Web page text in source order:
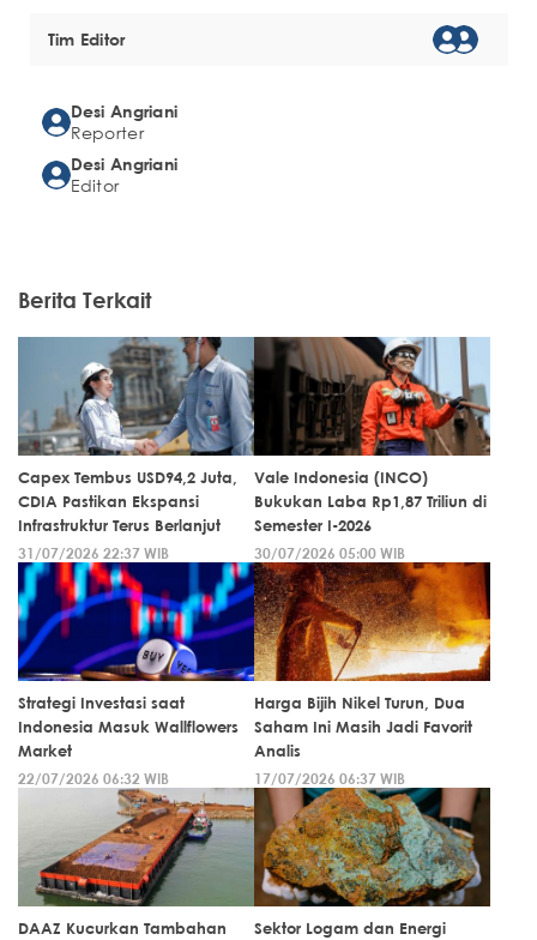
Tim Editor
Desi Angriani
Reporter
Desi Angriani
Editor
Berita Terkait
Capex Tembus USD94,2 Juta,
CDIA Pastikan Ekspansi
Infrastruktur Terus Berlanjut
31/07/2026 22:37 WIB
Vale Indonesia (INCO)
Bukukan Laba Rp1,87 Triliun di
Semester I-2026
30/07/2026 05:00 WIB
Strategi Investasi saat
Indonesia Masuk Wallflowers
Market
22/07/2026 06:32 WIB
Harga Bijih Nikel Turun, Dua
Saham Ini Masih Jadi Favorit
Analis
17/07/2026 06:37 WIB
DAAZ Kucurkan Tambahan
Sektor Logam dan Energi